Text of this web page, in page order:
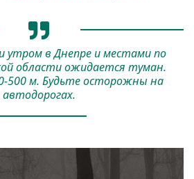
утром в Днепре и местами по
области ожидается туман.
500 м. Будьте осторожны на
автодорогах.